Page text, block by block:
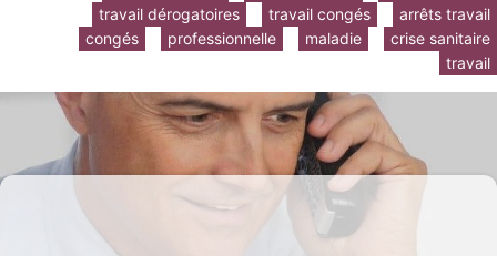
arrêts travail
travail congés
travail dérogatoires
crise sanitaire
maladie
professionnelle
congés
travail